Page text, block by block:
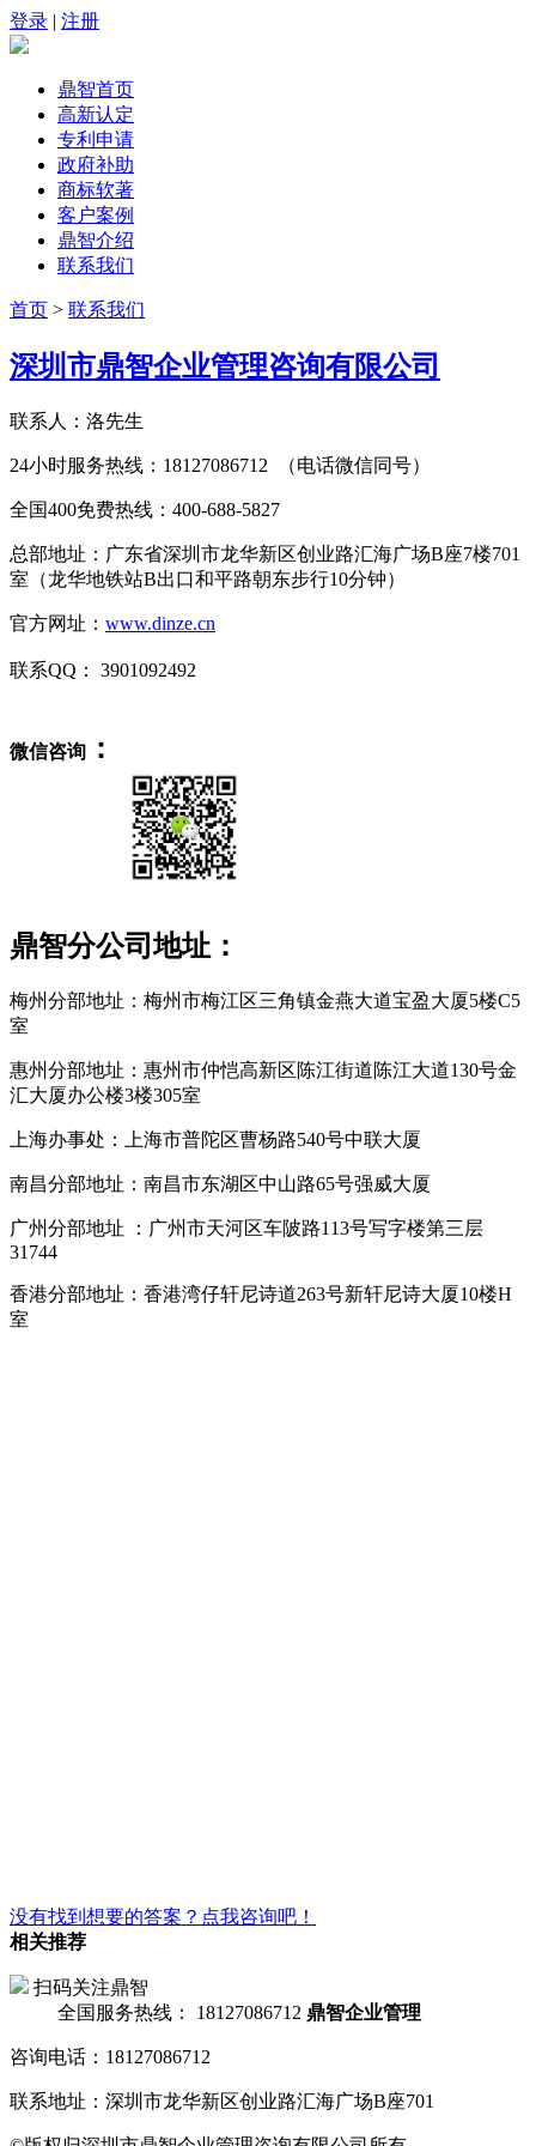
登录 | 注册
鼎智首页
高新认定
专利申请
政府补助
商标软著
客户案例
鼎智介绍
联系我们
首页 > 联系我们
深圳市鼎智企业管理咨询有限公司
联系人：洛先生
24小时服务热线：18127086712 （电话微信同号）
全国400免费热线：400-688-5827
总部地址：广东省深圳市龙华新区创业路汇海广场B座7楼701
室（龙华地铁站B出口和平路朝东步行10分钟）
官方网址： www.dinze.cn
联系QQ： 3901092492
微信咨询 ：
鼎智分公司地址：
梅州分部地址： 梅州市梅江区三角镇金燕大道宝盈大厦5楼C5
室
惠州分部地址： 惠州市仲恺高新区陈江街道陈江大道130号金
汇大厦办公楼3楼305室
上海办事处：上海市普陀区曹杨路540号中联大厦
南昌分部地址：南昌市东湖区中山路65号强威大厦
广州分部地址 ： 广州市天河区车陂路113号写字楼第三层
31744
香港分部地址： 香港湾仔轩尼诗道263号新轩尼诗大厦10楼H
室
没有找到想要的答案？点我咨询吧！
相关推荐
扫码关注鼎智
全国服务热线：
18127086712 鼎智企业管理
咨询电话：18127086712
联系地址：深圳市龙华新区创业路汇海广场B座701